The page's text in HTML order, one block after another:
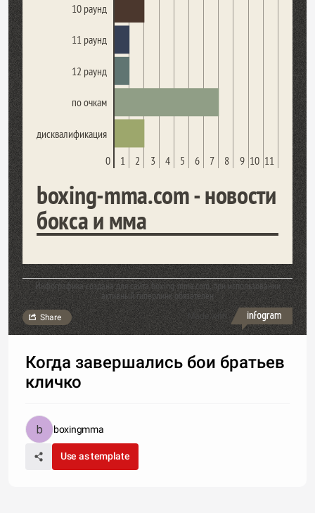
10 раунд
11 раунд
12 раунд
по очкам
дисквалификация
0 1 2 3 4 5 6 7 8 9 10 11
boxing-mma.com - новости
бокса и мма
Инфографика создана для сайта boxing-mma.com, при использовании
активный гиперлинк обязателен
Made with
Share
Когда завершались бои братьев
кличко
boxingmma
Use as template